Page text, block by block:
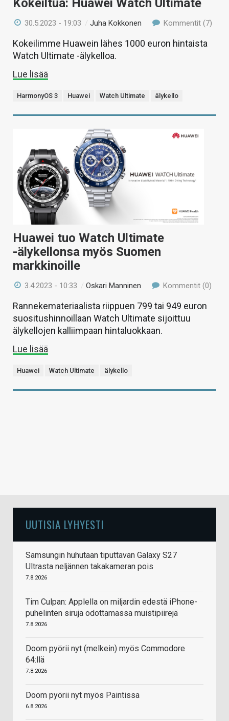
30.5.2023 - 19:03 /Juha Kokkonen Kommentit (7)
Kokeilimme Huawein lähes 1000 euron hintaista
Watch Ultimate -älykelloa.
Lue lisää
HarmonyOS 3 Huawei Watch Ultimate älykello
Huawei tuo Watch Ultimate
-älykellonsa myös Suomen
markkinoille
3.4.2023 - 10:33 /Oskari Manninen Kommentit (0)
Rannekemateriaalista riippuen 799 tai 949 euron
suositushinnoillaan Watch Ultimate sijoittuu
älykellojen kalliimpaan hintaluokkaan.
Lue lisää
Huawei Watch Ultimate älykello
UUTISIA LYHYESTI
Samsungin huhutaan tiputtavan Galaxy S27
Ultrasta neljännen takakameran pois
7.8.2026
Tim Culpan: Applella on miljardin edestä iPhone-
puhelinten siruja odottamassa muistipiirejä
7.8.2026
Doom pyörii nyt (melkein) myös Commodore
64:llä
7.8.2026
Doom pyörii nyt myös Paintissa
6.8.2026